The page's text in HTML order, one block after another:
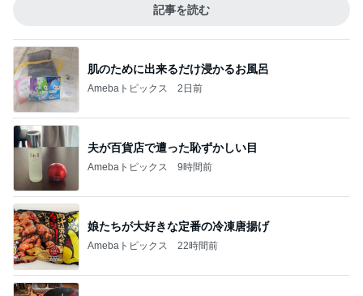
記事を読む
肌のために出来るだけ浸かるお風呂
Amebaトピックス 2日前
夫が百貨店で遭った恥ずかしい目
Amebaトピックス 9時間前
娘たちが大好きな定番の冷凍唐揚げ
Amebaトピックス 22時間前